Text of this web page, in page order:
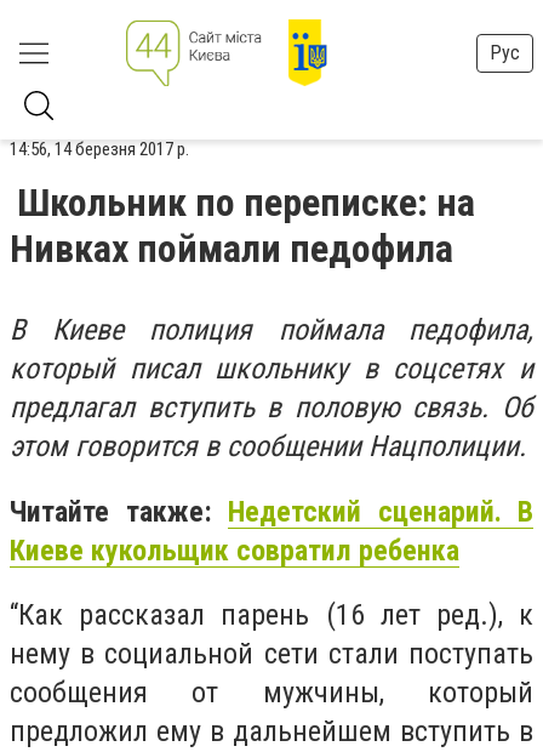
Рус
14:56, 14 березня 2017 р.
Школьник по переписке: на
Нивках поймали педофила
В Киеве полиция поймала педофила,
который писал школьнику в соцсетях и
предлагал вступить в половую связь. Об
этом говорится в сообщении Нацполиции.
Читайте также: Недетский сценарий. В
Киеве кукольщик совратил ребенка
“Как рассказал парень (16 лет ред.), к
нему в социальной сети стали поступать
сообщения от мужчины, который
предложил ему в дальнейшем вступить в